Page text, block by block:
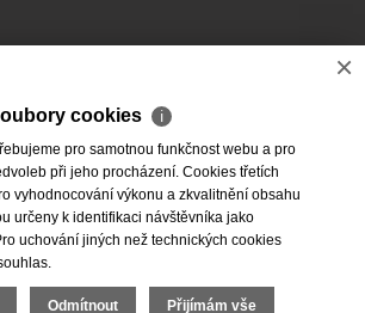
×
cookies ℹ
pro samotnou funkčnost webu a pro
při jeho procházení. Cookies třetích
vyhodnocování výkonu a zkvalitnění obsahu
určeny k identifikaci návštěvníka jako
uchování jiných než technických cookies
Odmítnout Přijímám vše